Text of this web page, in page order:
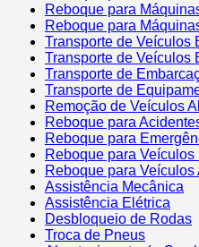
Reboque para
Reboque para
Transporte de Veículos
Transporte de Veículos
Transporte de
Transporte de
Remoção de Veículos
Reboque para
Reboque para
Reboque para
Reboque para
Assistência Mecânica
Assistência Elétrica
Desbloqueio de Rodas
Troca de Pneus